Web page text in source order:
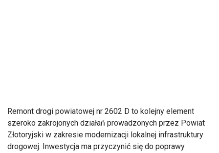
Remont drogi powiatowej nr 2602 D to kolejny element
szeroko zakrojonych działań prowadzonych przez Powiat
Złotoryjski w zakresie modernizacji lokalnej infrastruktury
drogowej. Inwestycja ma przyczynić się do poprawy